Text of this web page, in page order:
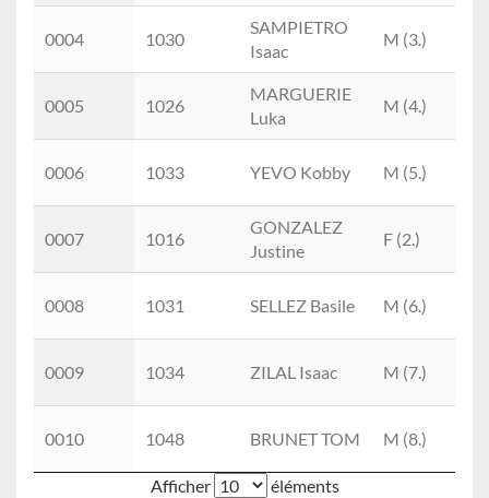
0004 1030
SAMPIETRO
Isaac
M (3.)
0005 1026
MARGUERIE
Luka
M (4.)
0006 1033 YEVO Kobby M (5.)
0007 1016
GONZALEZ
Justine
F (2.)
0008 1031 SELLEZ Basile M (6.)
0009 1034 ZILAL Isaac M (7.)
0010 1048 BRUNET TOM M (8.)
Afficher
éléments